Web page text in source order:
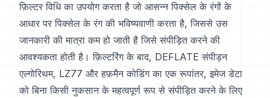
फ़िल्टर विधि का उपयोग करता है जो आसन्न पिक्सेल के रंगों के
आधार पर पिक्सेल के रंग की भविष्यवाणी करता है, जिससे उस
जानकारी की मात्रा कम हो जाती है जिसे संपीड़ित करने की
आवश्यकता होती है। फ़िल्टरिंग के बाद, DEFLATE संपीड़न
एल्गोरिथम, LZ77 और हफ़मैन कोडिंग का एक रूपांतर, इमेज डेटा
को बिना किसी नुकसान के महत्वपूर्ण रूप से संपीड़ित करने के लिए